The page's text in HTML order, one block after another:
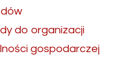
do organizacji
gospodarczej